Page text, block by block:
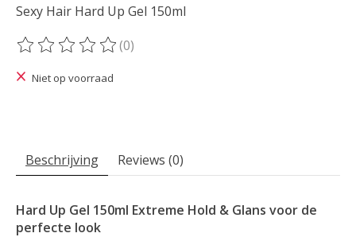
Sexy Hair Hard Up Gel 150ml
De beoordeling van dit product is
(0)
Niet op voorraad
Beschrijving Reviews (0)
Hard Up Gel 150ml Extreme Hold & Glans voor de
perfecte look